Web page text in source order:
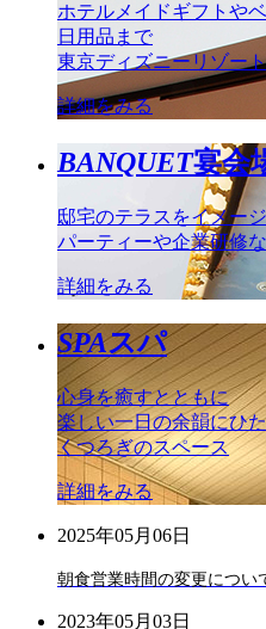
ホテルメイドギフトや
日用品まで
東京ディズニーリゾー
詳細をみる
BANQUET宴会
邸宅のテラスをイメー
パーティーや企業研修
詳細をみる
SPAスパ
心身を癒すとともに
楽しい一日の余韻にひ
くつろぎのスペース
詳細をみる
2025年05月06日
朝食営業時間の変更につい
2023年05月03日